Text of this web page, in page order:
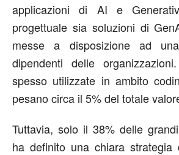
applicazioni di AI e
progettuale sia soluzioni di
messe a disposizione ad
dipendenti delle
spesso utilizzate in ambito
pesano circa il 5% del totale
Tuttavia, solo il 38% delle
ha definito una chiara strategia